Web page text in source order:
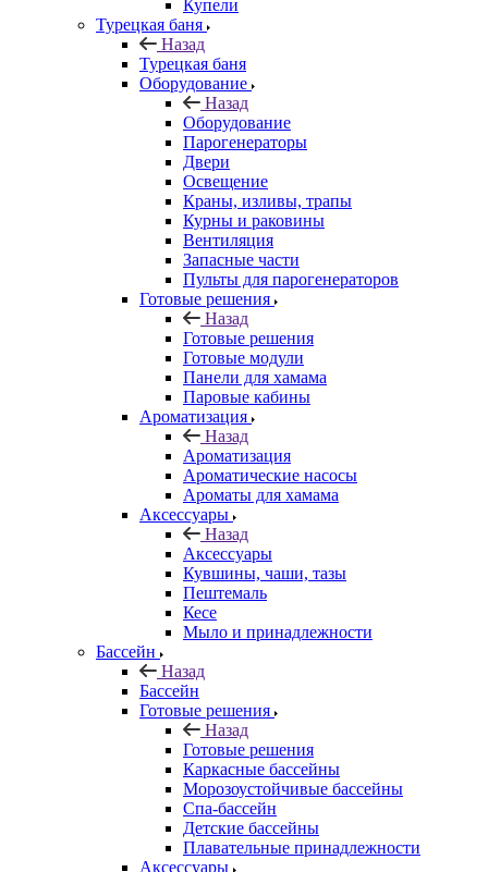
Купели
Турецкая баня
Назад
Турецкая баня
Оборудование
Назад
Оборудование
Парогенераторы
Двери
Освещение
Краны, изливы, трапы
Курны и раковины
Вентиляция
Запасные части
Пульты для парогенераторов
Готовые решения
Назад
Готовые решения
Готовые модули
Панели для хамама
Паровые кабины
Ароматизация
Назад
Ароматизация
Ароматические насосы
Ароматы для хамама
Аксессуары
Назад
Аксессуары
Кувшины, чаши, тазы
Пештемаль
Кесе
Мыло и принадлежности
Бассейн
Назад
Бассейн
Готовые решения
Назад
Готовые решения
Каркасные бассейны
Морозоустойчивые бассейны
Спа-бассейн
Детские бассейны
Плавательные принадлежности
Аксессуары